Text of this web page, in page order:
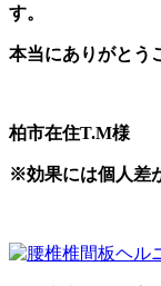
す。
本当にありがとう
柏市在住T.M様
※効果には個人差